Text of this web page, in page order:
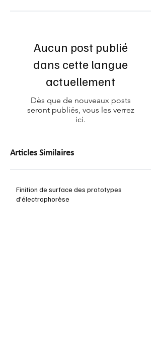
Aucun post publié
dans cette langue
actuellement
Dès que de nouveaux posts
seront publiés, vous les verrez
ici.
Articles Similaires
Finition de surface des prototypes
d'électrophorèse